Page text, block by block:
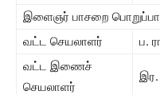
இளைஞர் பாசறை
வட்ட செயலாளர்
ப.
வட்ட இணைச்
செயலாளர்